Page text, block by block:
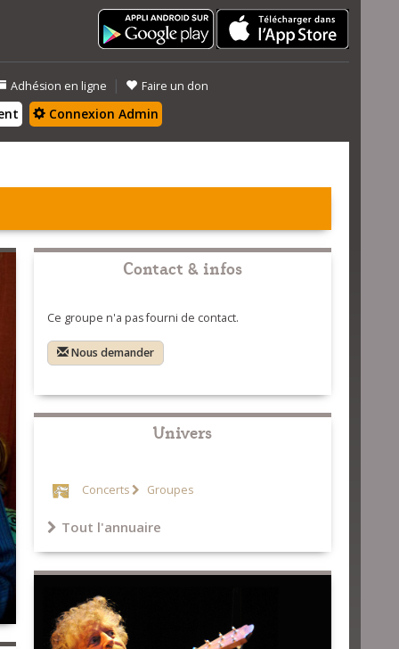
Adhésion en ligne | Faire un don
Connexion Admin
Contact & infos
Ce groupe n'a pas fourni de contact.
Nous demander
Univers
Concerts Groupes
Tout l'annuaire